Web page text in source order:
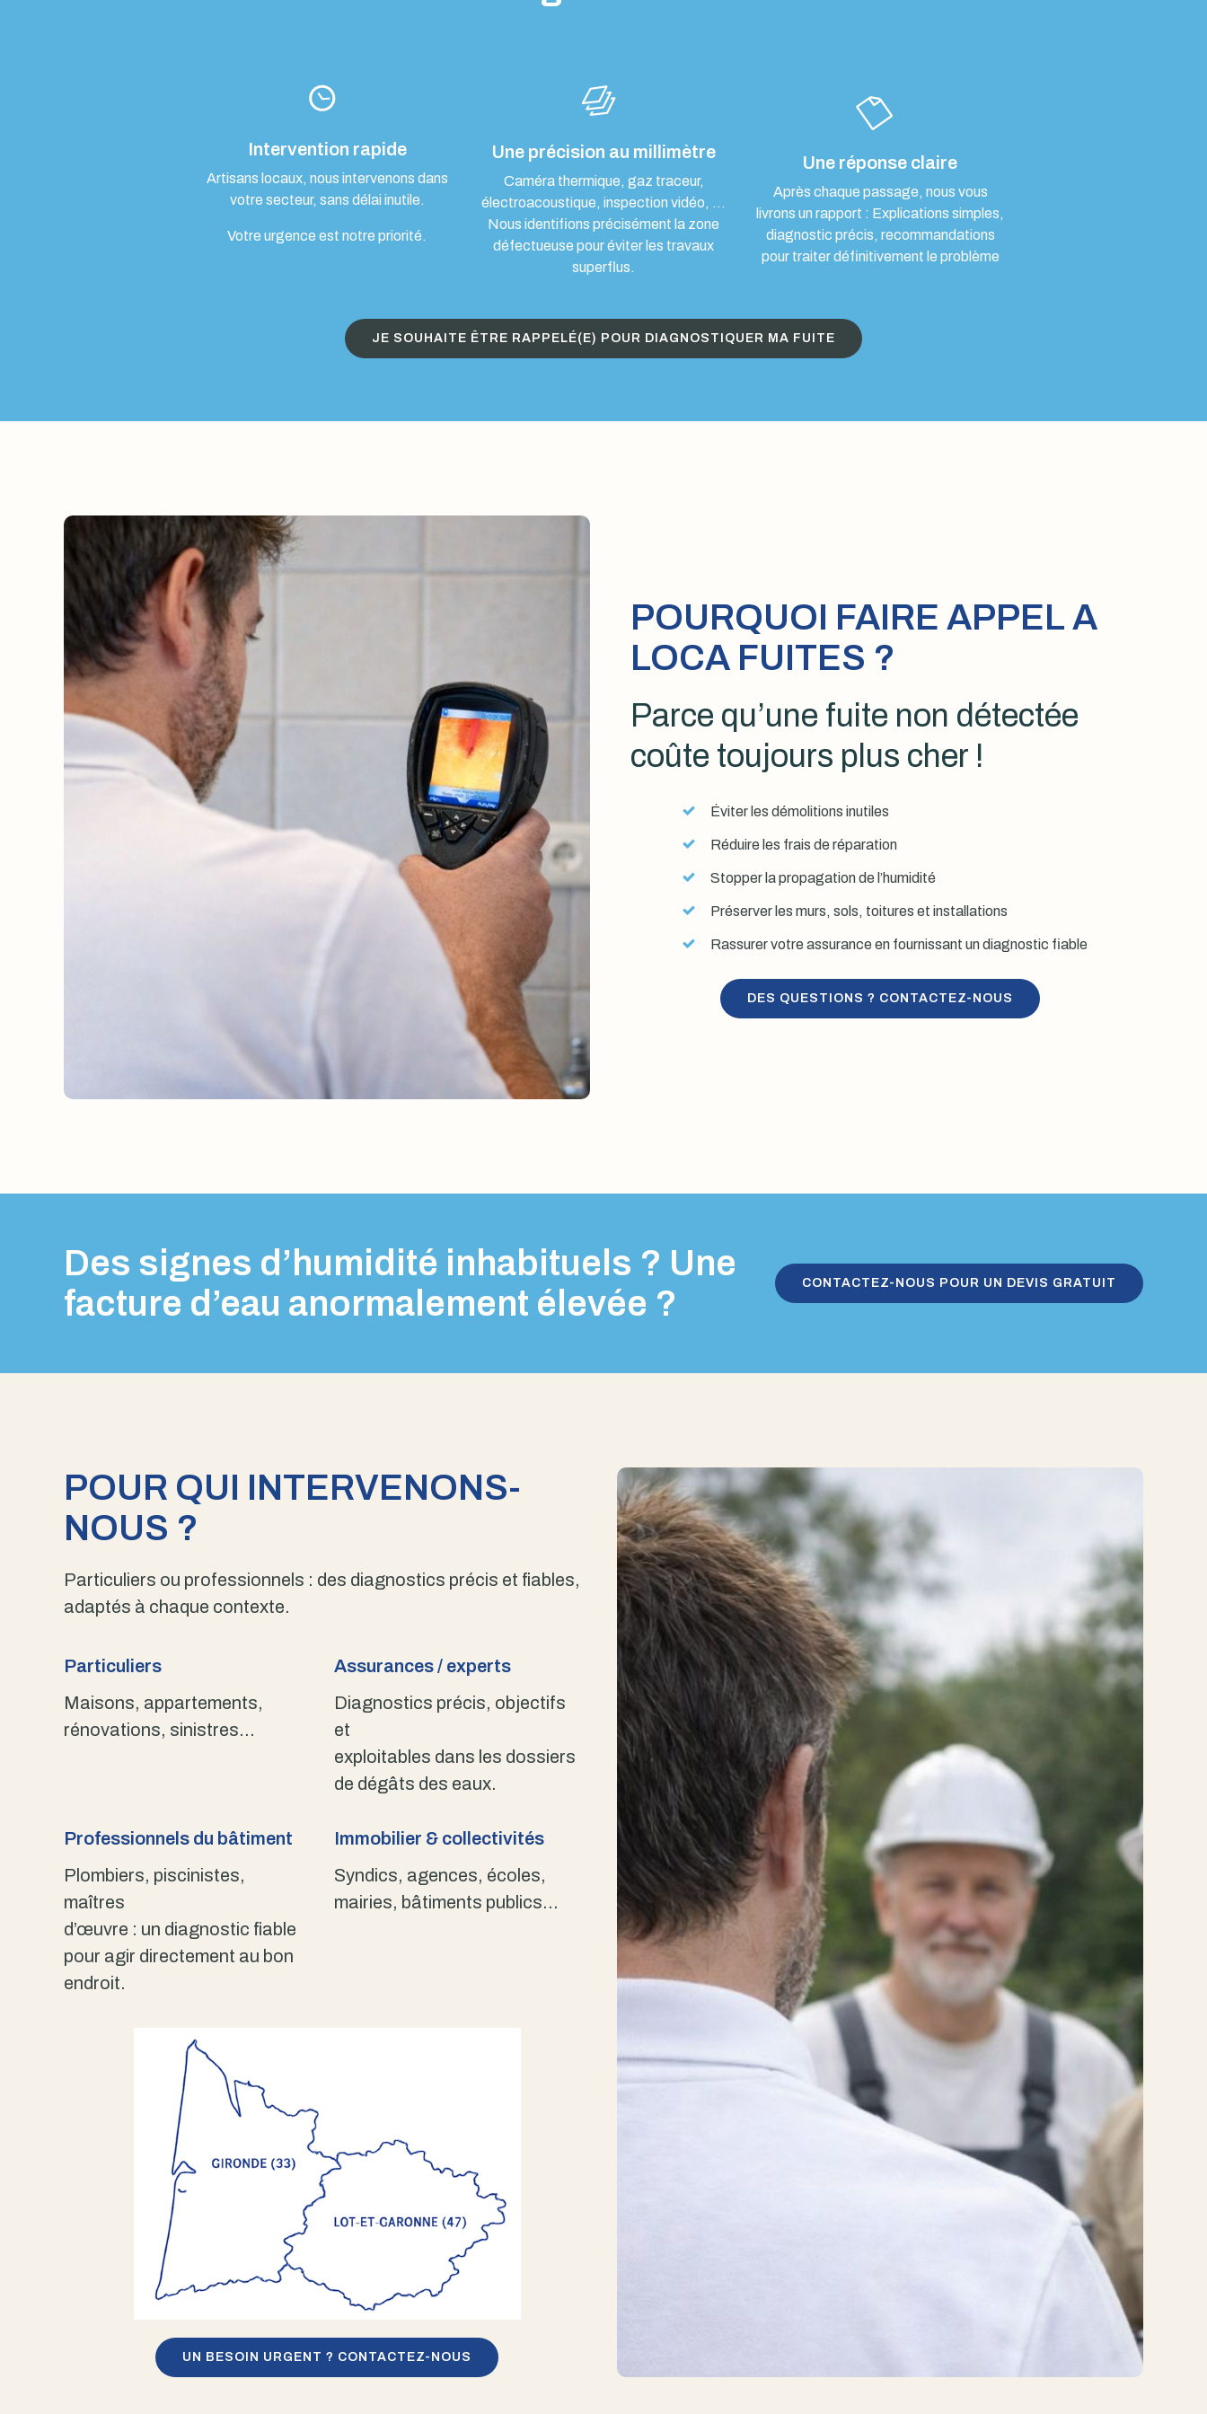
Intervention rapide
Artisans locaux, nous intervenons dans
votre secteur, sans délai inutile.
Votre urgence est notre priorité.
Une précision au millimètre
Caméra thermique, gaz traceur,
électroacoustique, inspection vidéo, …
Nous identifions précisément la zone
défectueuse pour éviter les travaux
superflus.
Une réponse claire
Après chaque passage, nous vous
livrons un rapport : Explications simples,
diagnostic précis, recommandations
pour traiter définitivement le problème
JE SOUHAITE ÊTRE RAPPELÉ(E) POUR DIAGNOSTIQUER MA FUITE
POURQUOI FAIRE APPEL A
LOCA FUITES ?
Parce qu’une fuite non détectée
coûte toujours plus cher !
Éviter les démolitions inutiles
Réduire les frais de réparation
Stopper la propagation de l’humidité
Préserver les murs, sols, toitures et installations
Rassurer votre assurance en fournissant un diagnostic fiable
DES QUESTIONS ? CONTACTEZ-NOUS
Des signes d’humidité inhabituels ? Une
facture d’eau anormalement élevée ?
CONTACTEZ-NOUS POUR UN DEVIS GRATUIT
POUR QUI INTERVENONS-
NOUS ?
Particuliers ou professionnels : des diagnostics précis et fiables,
adaptés à chaque contexte.
Particuliers
Maisons, appartements,
rénovations, sinistres…
Assurances / experts
Diagnostics précis, objectifs
et
exploitables dans les dossiers
de dégâts des eaux.
Professionnels du bâtiment
Plombiers, piscinistes,
maîtres
d’œuvre : un diagnostic fiable
pour agir directement au bon
endroit.
Immobilier & collectivités
Syndics, agences, écoles,
mairies, bâtiments publics…
UN BESOIN URGENT ? CONTACTEZ-NOUS